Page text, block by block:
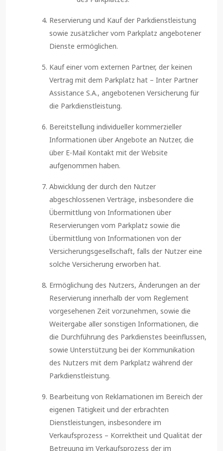
Reservierung und Kauf der Parkdienstleistung
sowie zusätzlicher vom Parkplatz angebotener
Dienste ermöglichen.
Kauf einer vom externen Partner, der keinen
Vertrag mit dem Parkplatz hat – Inter Partner
Assistance S.A., angebotenen Versicherung für
die Parkdienstleistung.
Bereitstellung individueller kommerzieller
Informationen über Angebote an Nutzer, die
über E-Mail Kontakt mit der Website
aufgenommen haben.
Abwicklung der durch den Nutzer
abgeschlossenen Verträge, insbesondere die
Übermittlung von Informationen über
Reservierungen vom Parkplatz sowie die
Übermittlung von Informationen von der
Versicherungsgesellschaft, falls der Nutzer eine
solche Versicherung erworben hat.
Ermöglichung des Nutzers, Änderungen an der
Reservierung innerhalb der vom Reglement
vorgesehenen Zeit vorzunehmen, sowie die
Weitergabe aller sonstigen Informationen, die
die Durchführung des Parkdienstes beeinflussen,
sowie Unterstützung bei der Kommunikation
des Nutzers mit dem Parkplatz während der
Parkdienstleistung.
Bearbeitung von Reklamationen im Bereich der
eigenen Tätigkeit und der erbrachten
Dienstleistungen, insbesondere im
Verkaufsprozess – Korrektheit und Qualität der
Betreuung im Verkaufsprozess der im